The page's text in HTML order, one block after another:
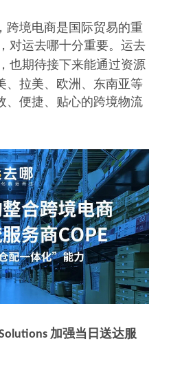
跨境电商是国际贸易的重
对运去哪十分重要。运去
也期待接下来能通过资源
、拉美、欧洲、东南亚等
、便捷、贴心的跨境物流
加强当日送达服